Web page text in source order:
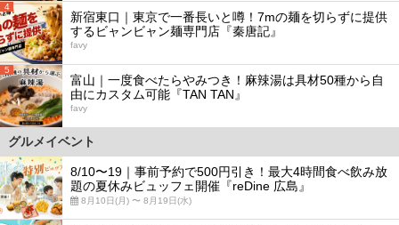
4
新宿東口｜東京で一番長いと噂！7mの麺を切らずに提供
するビャンビャン麺専門店『秦唐記』
favy
5
富山｜一度食べたらやみつき！麻辣湯は具材50種から自
由にカスタム可能『TAN TAN』
favy
グルメイベント
8/10〜19｜事前予約で500円引き！最大4時間食べ飲み放
題の夏休みビュッフェ開催『reDine 広島』
8月10日(月) 〜 8月19日(水)